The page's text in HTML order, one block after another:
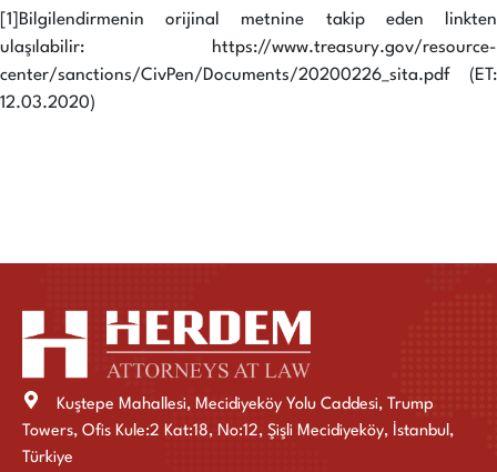
[1]Bilgilendirmenin orijinal metnine takip eden linkten
ulaşılabilir: https://www.treasury.gov/resource-
center/sanctions/CivPen/Documents/20200226_sita.pdf (ET:
12.03.2020)
Kuştepe Mahallesi, Mecidiyeköy Yolu Caddesi, Trump
Towers, Ofis Kule:2 Kat:18, No:12, Şişli Mecidiyeköy, İstanbul,
Türkiye